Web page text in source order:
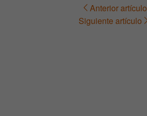
Navegación Anterior artículo
Siguiente artículo